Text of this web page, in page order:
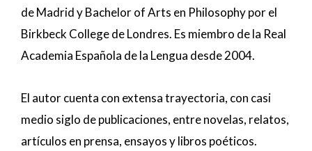
de Madrid y Bachelor of Arts en Philosophy por el
Birkbeck College de Londres. Es miembro de la Real
Academia Española de la Lengua desde 2004.
El autor cuenta con extensa trayectoria, con casi
medio siglo de publicaciones, entre novelas, relatos,
artículos en prensa, ensayos y libros poéticos.